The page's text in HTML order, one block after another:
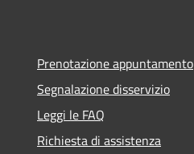
Prenotazione appuntamento
Segnalazione disservizio
Leggi le FAQ
Richiesta di assistenza